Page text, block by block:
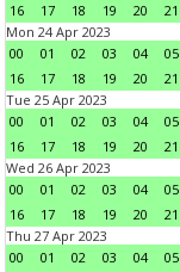
16
17 18 19 20 21
Mon 24 Apr 2023
00
01 02 03 04 05
16
17 18 19 20 21
Tue 25 Apr 2023
00
01 02 03 04 05
16
17 18 19 20 21
Wed 26 Apr 2023
00
01 02 03 04 05
16
17 18 19 20 21
Thu 27 Apr 2023
00
01 02 03 04 05